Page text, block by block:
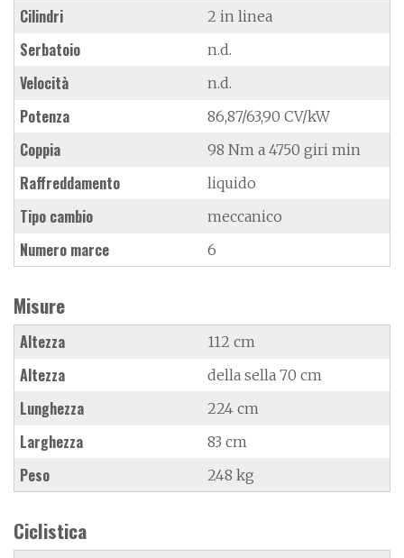
Cilindri 2 in linea
Serbatoio n.d.
Velocità n.d.
Potenza 86,87/63,90 CV/kW
Coppia 98 Nm a 4750 giri min
Raffreddamento liquido
Tipo cambio meccanico
Numero marce 6
Misure
Altezza 112 cm
Altezza della sella 70 cm
Lunghezza 224 cm
Larghezza 83 cm
Peso 248 kg
Ciclistica